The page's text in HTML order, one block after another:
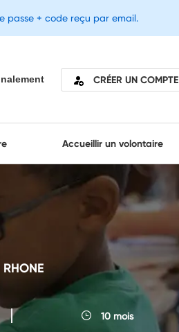
CRÉER UN COMPTE
Accueillir un volontaire
10 mois
passe + code reçu par email.